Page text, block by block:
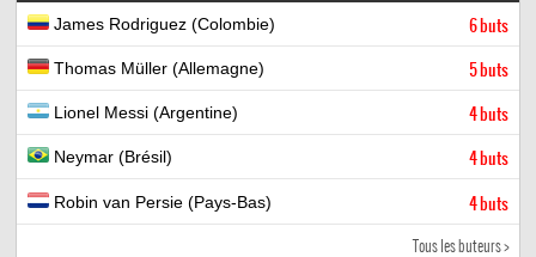
James Rodriguez (Colombie) 6 buts
Thomas Müller (Allemagne) 5 buts
Lionel Messi (Argentine) 4 buts
Neymar (Brésil) 4 buts
Robin van Persie (Pays-Bas) 4 buts
Tous les buteurs >